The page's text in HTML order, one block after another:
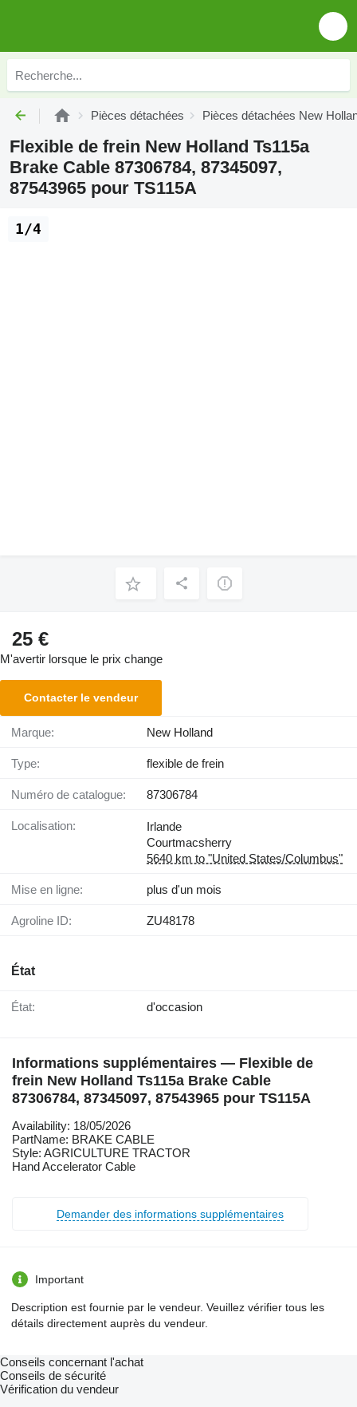
Pièces détachées Pièces détachées New
Flexible de frein New Holland Ts115a
Brake Cable 87306784, 87345097,
87543965 pour TS115A
1/4
25 €
M'avertir lorsque le prix change
Contacter le vendeur
Marque: New Holland
Type: flexible de frein
Numéro de catalogue: 87306784
Localisation:
Irlande
Courtmacsherry
5640 km to "United States/Columbus"
Mise en ligne: plus d'un mois
Agroline ID: ZU48178
État
État: d'occasion
Informations supplémentaires — Flexible de
frein New Holland Ts115a Brake Cable
87306784, 87345097, 87543965 pour TS115A
Availability: 18/05/2026
PartName: BRAKE CABLE
Style: AGRICULTURE TRACTOR
Hand Accelerator Cable
Demander des informations supplémentaires
Important
Description est fournie par le vendeur. Veuillez vérifier tous les
détails directement auprès du vendeur.
Conseils concernant l'achat
Conseils de sécurité
Vérification du vendeur